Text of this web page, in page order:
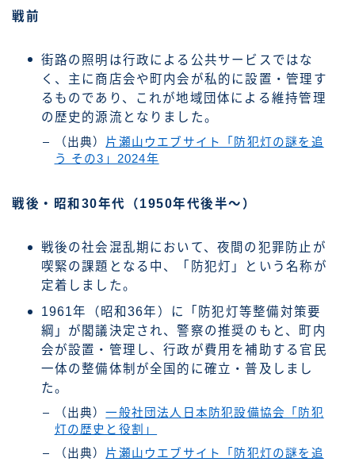
戦前
街路の照明は行政による公共サービスではな
く、主に商店会や町内会が私的に設置・管理す
るものであり、これが地域団体による維持管理
の歴史的源流となりました。
（出典） 片瀬山ウエブサイト「防犯灯の謎を追
う その3」2024年
戦後・昭和30年代（1950年代後半～）
戦後の社会混乱期において、夜間の犯罪防止が
喫緊の課題となる中、「防犯灯」という名称が
定着しました。
1961年（昭和36年）に「防犯灯等整備対策要
綱」が閣議決定され、警察の推奨のもと、町内
会が設置・管理し、行政が費用を補助する官民
一体の整備体制が全国的に確立・普及しまし
た。
（出典）一般社団法人日本防犯設備協会「防犯
灯の歴史と役割」
（出典） 片瀬山ウエブサイト「防犯灯の謎を追